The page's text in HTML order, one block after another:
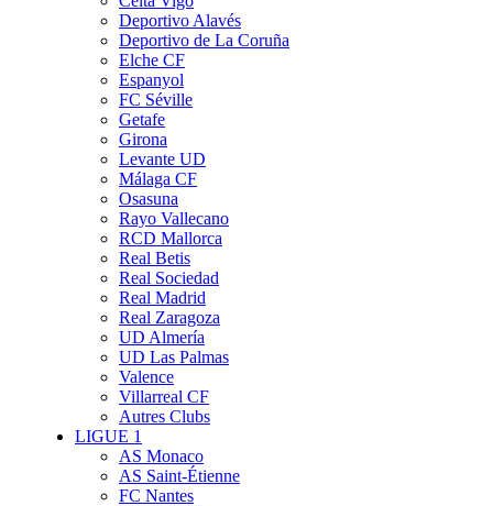
Deportivo Alavés
Deportivo de La Coruña
Elche CF
Espanyol
FC Séville
Getafe
Girona
Levante UD
Málaga CF
Osasuna
Rayo Vallecano
RCD Mallorca
Real Betis
Real Sociedad
Real Madrid
Real Zaragoza
UD Almería
UD Las Palmas
Valence
Villarreal CF
Autres Clubs
LIGUE 1
AS Monaco
AS Saint-Étienne
FC Nantes